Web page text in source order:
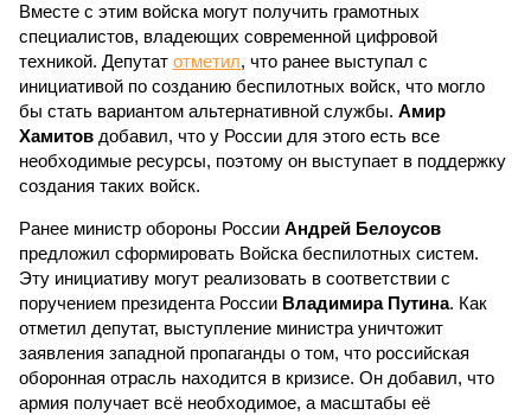
Вместе с этим войска могут получить грамотных
специалистов, владеющих современной цифровой
техникой. Депутат отметил, что ранее выступал с
инициативой по созданию беспилотных войск, что могло
бы стать вариантом альтернативной службы. Амир
Хамитов добавил, что у России для этого есть все
необходимые ресурсы, поэтому он выступает в поддержку
создания таких войск.
Ранее министр обороны России Андрей Белоусов
предложил сформировать Войска беспилотных систем.
Эту инициативу могут реализовать в соответствии с
поручением президента России Владимира Путина. Как
отметил депутат, выступление министра уничтожит
заявления западной пропаганды о том, что российская
оборонная отрасль находится в кризисе. Он добавил, что
армия получает всё необходимое, а масштабы её